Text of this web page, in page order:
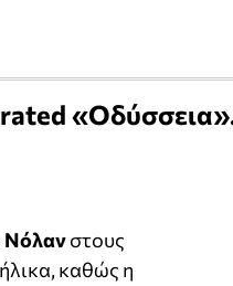
rated
Νόλανστους
καθώς η